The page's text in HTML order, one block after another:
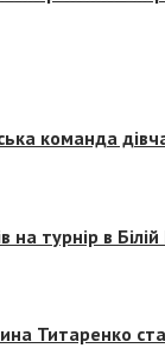
команда
турнір в Білій
Титаренко